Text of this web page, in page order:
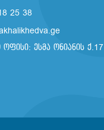
25 38
ესმა ონიანის ქ.17